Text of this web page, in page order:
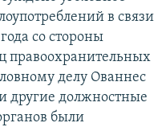
в связи
со стороны
правоохранительных
делу Ованнес
другие должностные
были